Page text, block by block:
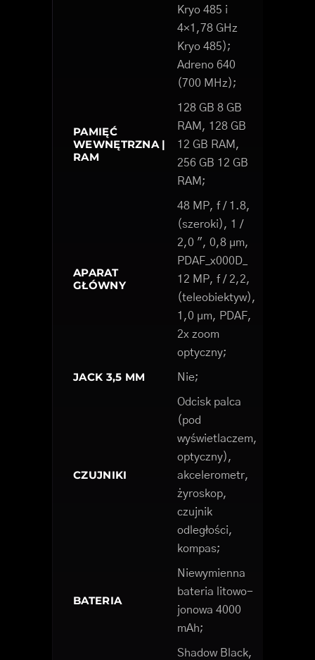
Kryo 485 i
4×1,78 GHz
Kryo 485);
Adreno 640
(700 MHz);
PAMIĘĆ
WEWNĘTRZNA |
RAM
128 GB 8 GB
RAM, 128 GB
12 GB RAM,
256 GB 12 GB
RAM;
APARAT
GŁÓWNY
48 MP, f / 1.8,
(szeroki), 1 /
2,0 ", 0,8 µm,
PDAF_x000D_
12 MP, f / 2,2,
(teleobiektyw),
1,0 µm, PDAF,
2x zoom
optyczny;
JACK 3,5 MM Nie;
CZUJNIKI
Odcisk palca
(pod
wyświetlaczem,
optyczny),
akcelerometr,
żyroskop,
czujnik
odległości,
kompas;
BATERIA
Niewymienna
bateria litowo-
jonowa 4000
mAh;
Shadow Black,